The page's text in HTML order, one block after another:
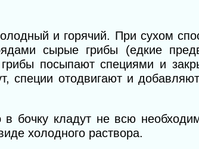
и горячий. При сухом
сырые грибы (едкие
посыпают специями и
специи отодвигают и
бочку кладут не всю
холодного раствора.